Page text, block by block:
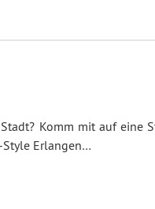
Komm mit auf eine
Style Erlangen…